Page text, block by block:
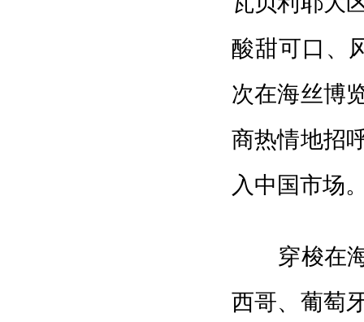
酸甜可口、
次在海丝博
商热情地招
入中国市场
穿梭在海
西哥、葡萄